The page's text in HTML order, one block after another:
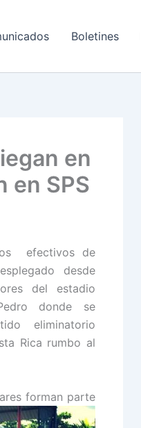
Boletines
en
en SPS
efectivos de
desde
del estadio
donde se
eliminatorio
Rica rumbo al
forman parte